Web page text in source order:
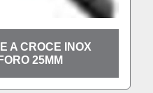
FRUSTE A